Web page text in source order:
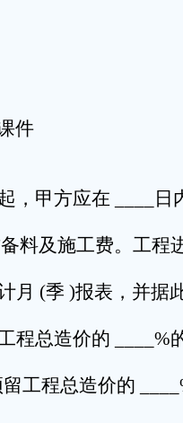
件
，甲方应在 ____日
料及施工费。工程
月 (季 )报表，并据
程总造价的 ____%
工程总造价的